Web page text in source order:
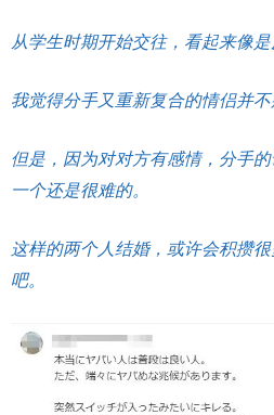
从学生时期开始交往，看起来像是
我觉得分手又重新复合的情侣并不
但是，因为对对方有感情，分手
一个还是很难的。
这样的两个人结婚，或许会积攒
吧。